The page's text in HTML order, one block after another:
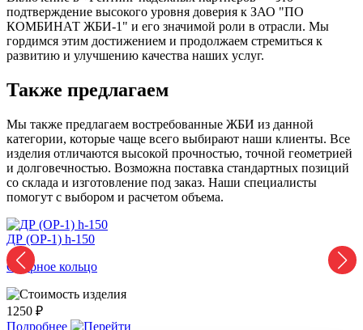
подтверждение высокого уровня доверия к ЗАО "ПО
КОМБИНАТ ЖБИ-1" и его значимой роли в отрасли. Мы
гордимся этим достижением и продолжаем стремиться к
развитию и улучшению качества наших услуг.
Также предлагаем
Мы также предлагаем востребованные ЖБИ из данной
категории, которые чаще всего выбирают наши клиенты. Все
изделия отличаются высокой прочностью, точной геометрией
и долговечностью. Возможна поставка стандартных позиций
со склада и изготовление под заказ. Наши специалисты
помогут с выбором и расчетом объема.
ДР (ОР-1) h-150
Опорное кольцо
1250 ₽
Подробнее